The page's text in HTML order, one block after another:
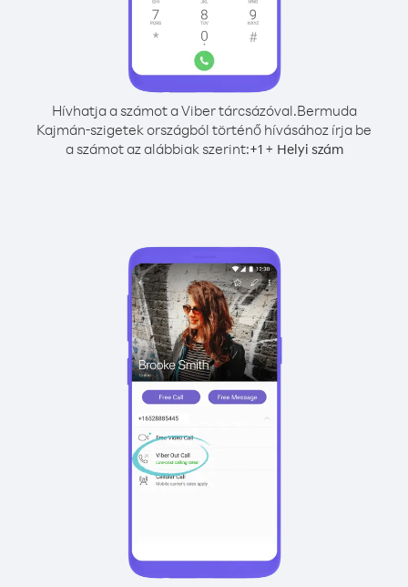
Hívhatja a számot a Viber tárcsázóval.Bermuda
Kajmán-szigetek országból történő hívásához írja be
a számot az alábbiak szerint:+1+ Helyi szám